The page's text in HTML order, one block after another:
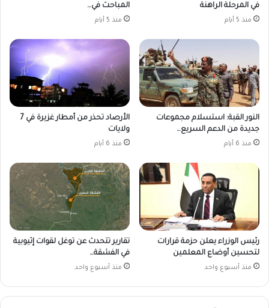
في المرحلة الراهنة
منذ 5 أيام
المباحث في…
منذ 5 أيام
النور القبة: استسلام مجموعات
جديدة من الدعم السريع…
منذ 6 أيام
الأرصاد تحذر من أمطار غزيرة في 7
ولايات
منذ 6 أيام
رئيس الوزراء يعلن حزمة قرارات
لتحسين أوضاع المعلمين
منذ أسبوع واحد
تقارير تتحدث عن توغل لقوات إثيوبية
في الفشقة…
منذ أسبوع واحد